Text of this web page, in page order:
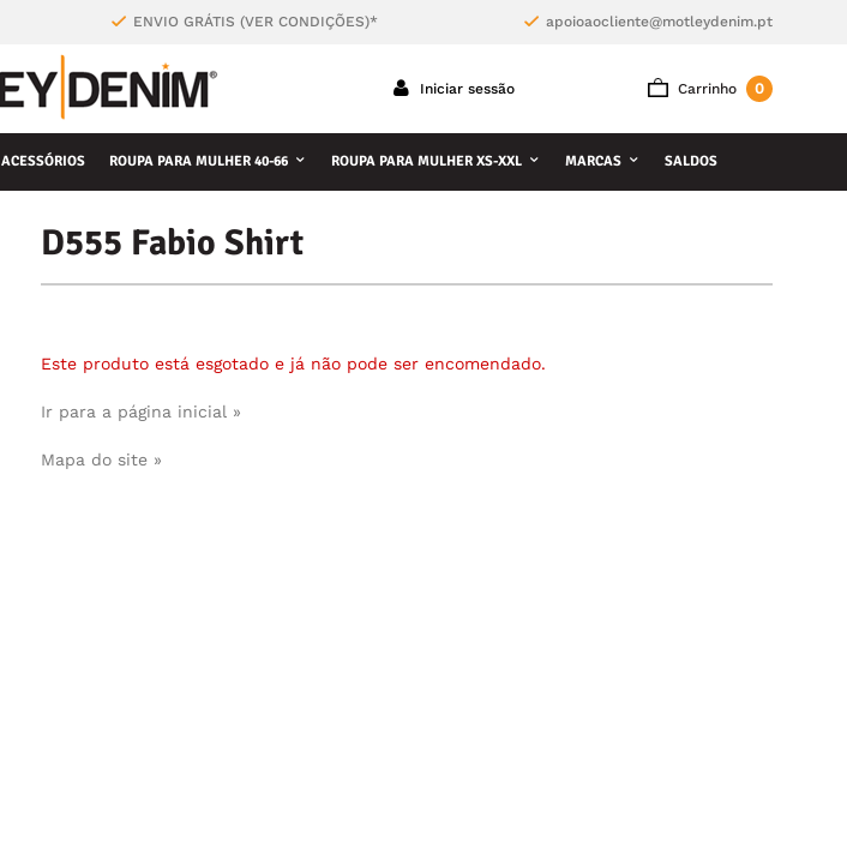
ENVIO GRÁTIS (VER CONDIÇÕES)* apoioaocliente@motleydenim.pt
Carrinho 0
Iniciar sessão
ACESSÓRIOS ROUPA PARA MULHER 40-66 ROUPA PARA MULHER XS-XXL MARCAS SALDOS
D555 Fabio Shirt
Este produto está esgotado e já não pode ser encomendado.
Ir para a página inicial »
Mapa do site »